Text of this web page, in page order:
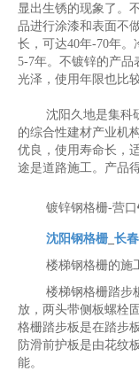
显出生锈的现象了。
品进行涂漆和表面不
长，可达40年-70年。
5-7年。不镀锌的产品
光泽，使用年限也比
沈阳久地是集科
的综合性建材产业机
优良，使用寿命长，
途是道路施工。产品
镀锌钢格栅-营口
沈阳钢格栅_ 长
楼梯钢格栅的施
楼梯钢格栅踏步
放，两头带侧板螺栓
格栅踏步板是在踏步
防滑前护板是由花纹
能。